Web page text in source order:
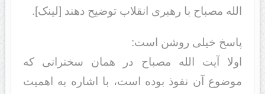
الله مصباح با رهبری انقلاب توضیح دهند [لینک].
پاسخ خیلی روشن است:
اولا آیت الله مصباح در همان سخنرانی که
موضوع آن نفوذ بوده است، با اشاره به اهمیت